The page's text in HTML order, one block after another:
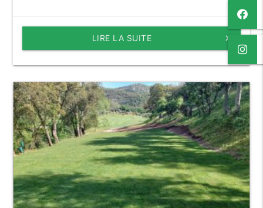
keyboard_arrow_right
LIRE LA SUITE